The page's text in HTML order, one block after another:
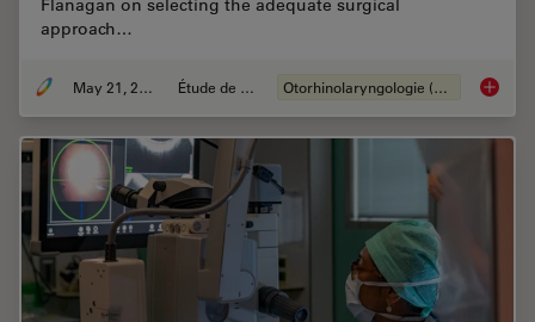
approach…
May 21, 2024 Étude de cas Otorhinolaryngologie (ORL)